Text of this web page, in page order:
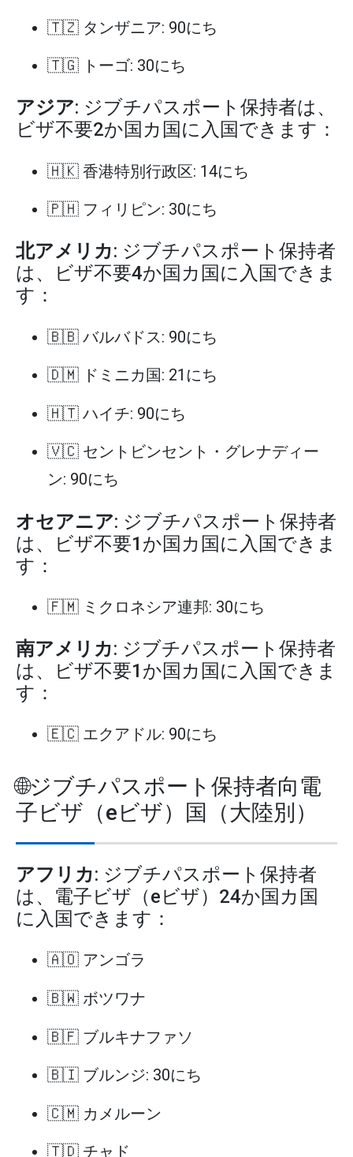
🇹🇿 タンザニア: 90にち
🇹🇬 トーゴ: 30にち
アジア: ジブチパスポート保持者は、
ビザ不要2か国カ国に入国できます：
🇭🇰 香港特別行政区: 14にち
🇵🇭 フィリピン: 30にち
北アメリカ: ジブチパスポート保持者
は、ビザ不要4か国カ国に入国できま
す：
🇧🇧 バルバドス: 90にち
🇩🇲 ドミニカ国: 21にち
🇭🇹 ハイチ: 90にち
🇻🇨 セントビンセント・グレナディー
ン: 90にち
オセアニア: ジブチパスポート保持者
は、ビザ不要1か国カ国に入国できま
す：
🇫🇲 ミクロネシア連邦: 30にち
南アメリカ: ジブチパスポート保持者
は、ビザ不要1か国カ国に入国できま
す：
🇪🇨 エクアドル: 90にち
🌐ジブチパスポート保持者向電
子ビザ（eビザ）国（大陸別）
アフリカ: ジブチパスポート保持者
は、電子ビザ（eビザ）24か国カ国
に入国できます：
🇦🇴 アンゴラ
🇧🇼 ボツワナ
🇧🇫 ブルキナファソ
🇧🇮 ブルンジ: 30にち
🇨🇲 カメルーン
🇹🇩 チャド